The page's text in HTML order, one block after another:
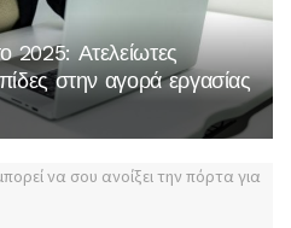
2025: Ατελείωτες
στην αγορά εργασίας